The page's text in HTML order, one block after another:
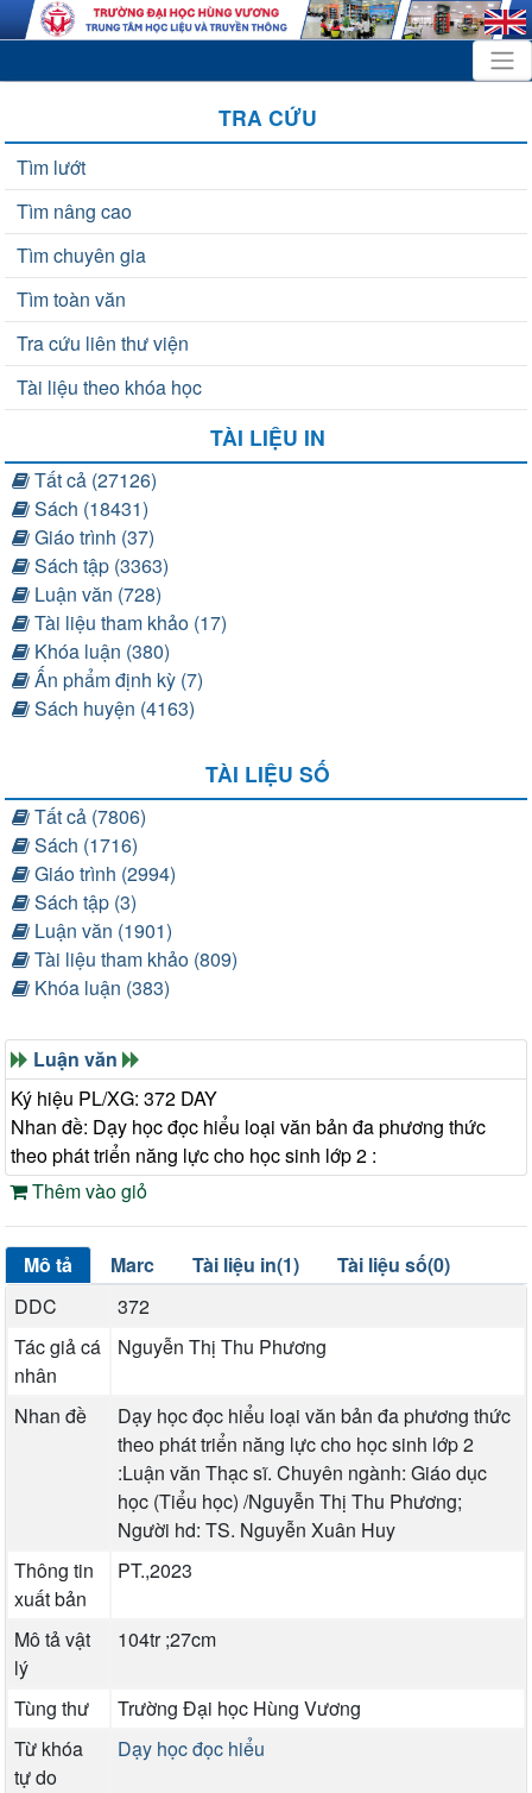
TRA CỨU
Tìm lướt
Tìm nâng cao
Tìm chuyên gia
Tìm toàn văn
Tra cứu liên thư viện
Tài liệu theo khóa học
TÀI LIỆU IN
Tất cả (27126)
Sách (18431)
Giáo trình (37)
Sách tập (3363)
Luận văn (728)
Tài liệu tham khảo (17)
Khóa luận (380)
Ấn phẩm định kỳ (7)
Sách huyện (4163)
TÀI LIỆU SỐ
Tất cả (7806)
Sách (1716)
Giáo trình (2994)
Sách tập (3)
Luận văn (1901)
Tài liệu tham khảo (809)
Khóa luận (383)
Luận văn
Ký hiệu PL/XG: 372 DAY
Nhan đề: Dạy học đọc hiểu loại văn bản đa phương thức
theo phát triển năng lực cho học sinh lớp 2 :
Thêm vào giỏ
Mô tả Marc Tài liệu in(1)
Tài liệu số(0)
DDC
372
Tác giả cá
nhân
Nguyễn Thị Thu Phương
Nhan đề
Dạy học đọc hiểu loại văn bản đa phương thức
theo phát triển năng lực cho học sinh lớp 2
:Luận văn Thạc sĩ. Chuyên ngành: Giáo dục
học (Tiểu học) /Nguyễn Thị Thu Phương;
Người hd: TS. Nguyễn Xuân Huy
Thông tin
xuất bản
PT.,2023
Mô tả vật
lý
104tr ;27cm
Tùng thư
Trường Đại học Hùng Vương
Từ khóa
tự do
Dạy học đọc hiểu